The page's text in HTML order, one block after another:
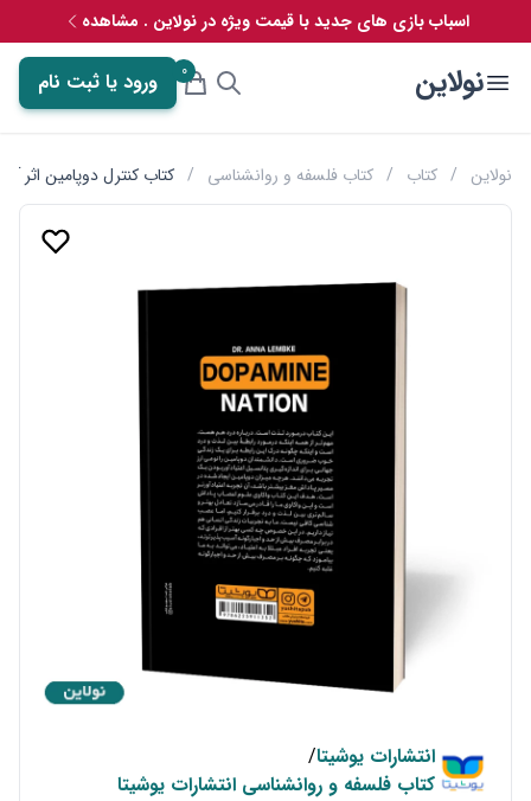
اسباب بازی های جدید با قیمت ویژه در نولاین . مشاهده
نولاین 0 ورود یا ثبت نام
نولاین / کتاب / کتاب فلسفه و روانشناسی / کتاب کنترل دوپامین اثر
انتشارات یوشیتا/
کتاب فلسفه و روانشناسی انتشارات یوشیتا